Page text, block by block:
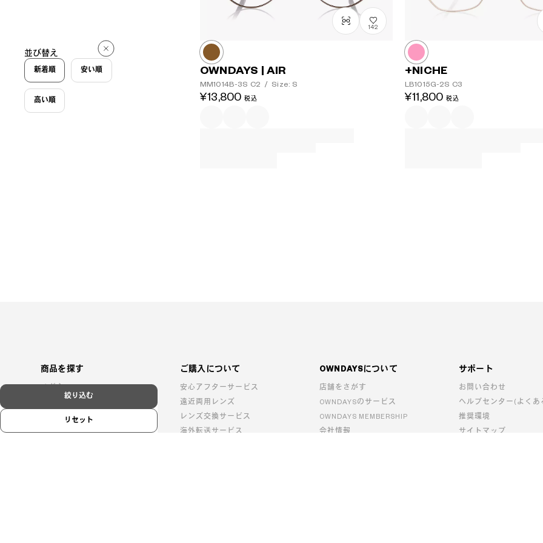
絞り込む
リセット
並び替え
新着順 安い順
高い順
142
OWNDAYS | AIR
MM1014B-3S C2 / Size: S
¥13,800 税込
+NICHE
LB1015G-2S C3
¥11,800 税込
商品を探す
コンタクトレンズ
ご購入について
安心アフターサービス
遠近両用レンズ
レンズ交換サービス
海外転送サービス
OWNDAYSについて
店舗をさがす
OWNDAYSのサービス
OWNDAYS MEMBERSHIP
会社情報
サポート
お問い合わせ
ヘルプセンター(よくあ
推奨環境
サイトマップ